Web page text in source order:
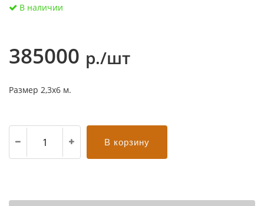
В наличии
385000 р./шт
Размер 2,3х6 м.
В корзину